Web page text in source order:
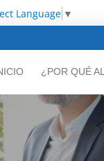
Language ▼
¿POR QUÉ